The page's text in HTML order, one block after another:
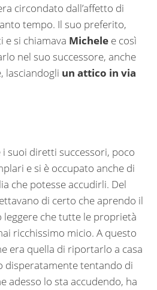
circondato dall’affetto di
tempo. Il suo preferito,
e si chiamava Michele e così
nel suo successore, anche
lasciandogli un attico in via
i suoi diretti successori, poco
e si è occupato anche di
che potesse accudirli. Del
di certo che aprendo il
che tutte le proprietà
ricchissimo micio. A questo
era quella di riportarlo a casa
disperatamente tentando di
adesso lo sta accudendo, ha